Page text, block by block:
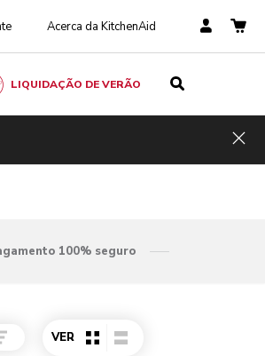
Acerca da KitchenAid
LIQUIDAÇÃO DE VERÃO
100% seguro
ascending
Sort Price descending
VER